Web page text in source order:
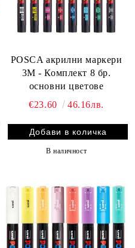
POSCA акрилни маркери
3M - Комплект 8 бр.
основни цветове
€23.60
46.16лв.
В наличност